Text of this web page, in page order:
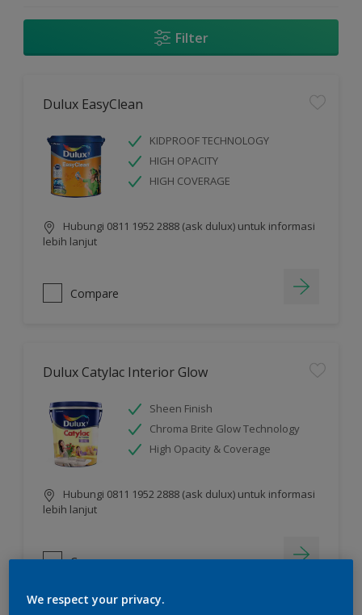
Filter
Dulux EasyClean
KIDPROOF TECHNOLOGY
HIGH OPACITY
HIGH COVERAGE
Hubungi 0811 1952 2888 (ask dulux) untuk informasi
lebih lanjut
Compare
Dulux Catylac Interior Glow
Sheen Finish
Chroma Brite Glow Technology
High Opacity & Coverage
Hubungi 0811 1952 2888 (ask dulux) untuk informasi
lebih lanjut
Compare
We respect your privacy.